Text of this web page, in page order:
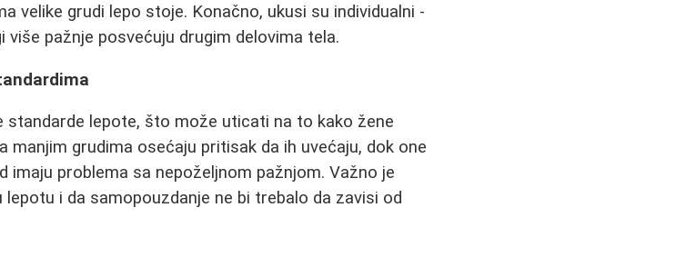
velike grudi lepo stoje. Konačno, ukusi su individualni -
više pažnje posvećuju drugim delovima tela.
lepote, što može uticati na to kako žene
manjim grudima osećaju pritisak da ih uvećaju, dok one
imaju problema sa nepoželjnom pažnjom. Važno je
i da samopouzdanje ne bi trebalo da zavisi od